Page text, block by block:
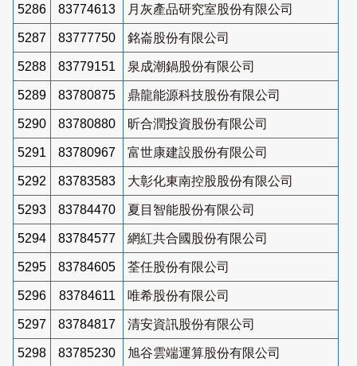
5286 83774613 月灰產品研究室股份有限公司
5287 83777750 銘崙股份有限公司
5288 83779151 泉成潮鍋股份有限公司
5289 83780875 鼎龍能源科技股份有限公司
5290 83780880 昕合潤投資股份有限公司
5291 83780967 富世康建設股份有限公司
5292 83783583 大彰化東南控股股份有限公司
5293 83784470 夏目智能股份有限公司
5294 83784577 網紅共合國股份有限公司
5295 83784605 荃任股份有限公司
5296 83784611 唯希股份有限公司
5297 83784817 清安資訊股份有限公司
5298 83785230 旭谷雲端運算股份有限公司